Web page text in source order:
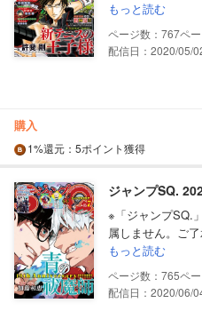
もっと読む
767
配信日：2020/05/
購入
1%還元 ：5ポイント獲得
ジャンプSQ.
※「ジャンプSQ.
属しません。ご
もっと読む
765
配信日：2020/06/